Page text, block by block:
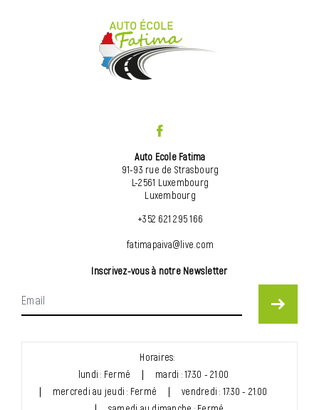
Auto Ecole Fatima
91-93 rue de Strasbourg
L-2561 Luxembourg
Luxembourg
+352 621 295 166
fatimapaiva@live.com
Inscrivez-vous à notre Newsletter
Horaires:
lundi : Fermé
mardi : 17:30 - 21:00
mercredi au jeudi : Fermé
vendredi : 17:30 - 21:00